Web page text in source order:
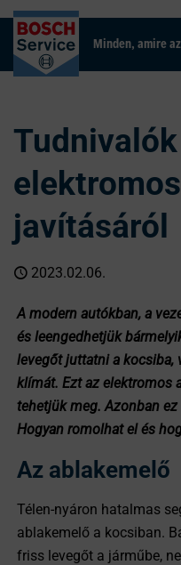
Minden, amire
javításáról
2023.02.06.
A modern autókban, a
és leengedhetjük
levegőt juttatni a kocsiba,
klímát. Ezt az elektromos
tehetjük meg. Azonban
Hogyan romolhat el és
Az ablakemelő
Télen-nyáron hatalmas
ablakemelő a kocsiban.
friss levegőt a járműbe,